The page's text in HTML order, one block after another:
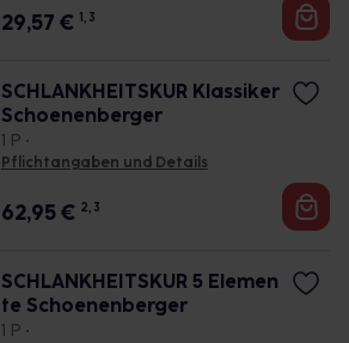
29,57 € 1, 3
SCHLANKHEITSKUR Klassiker
Schoenenberger
1 P •
Pflichtangaben und Details
62,95€ 2, 3
SCHLANKHEITSKUR 5 Elemen
te Schoenenberger
1 P •